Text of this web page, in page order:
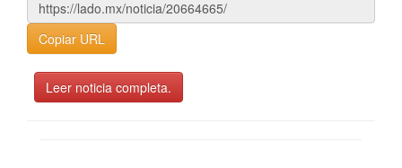
Copiar URL
Leer noticia completa.